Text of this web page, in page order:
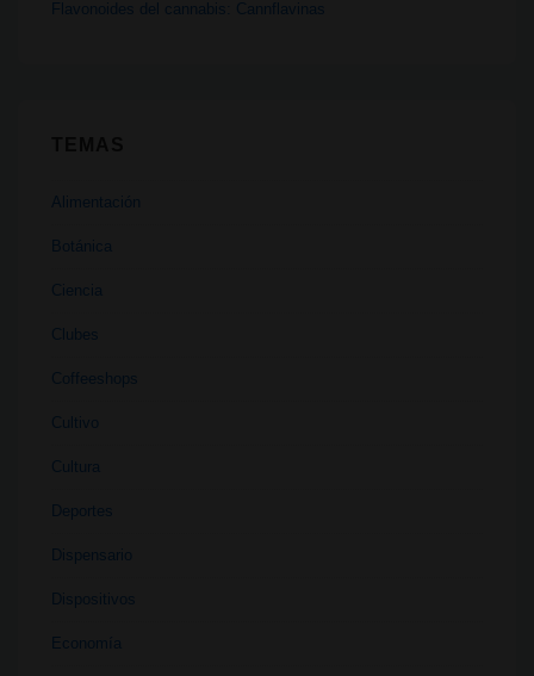
Flavonoides del cannabis: Cannflavinas
Alimentación
Botánica
Ciencia
Clubes
Coffeeshops
Cultivo
Cultura
Deportes
Dispensario
Dispositivos
Economía